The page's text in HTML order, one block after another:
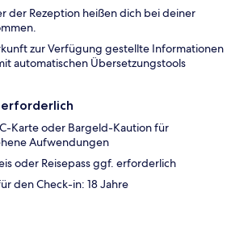
der Rezeption heißen dich bei deiner
zur Verfügung gestellte Informationen
automatischen Übersetzungstools
erforderlich
Karte oder Bargeld-Kaution für
Aufwendungen
oder Reisepass ggf. erforderlich
den Check-in: 18 Jahre